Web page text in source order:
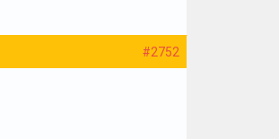
#2752